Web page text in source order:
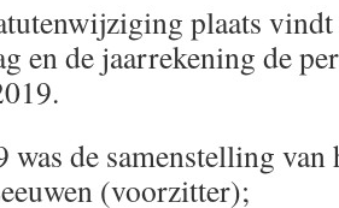
plaats
en de jaarrekening de
was de samenstelling van
(voorzitter);